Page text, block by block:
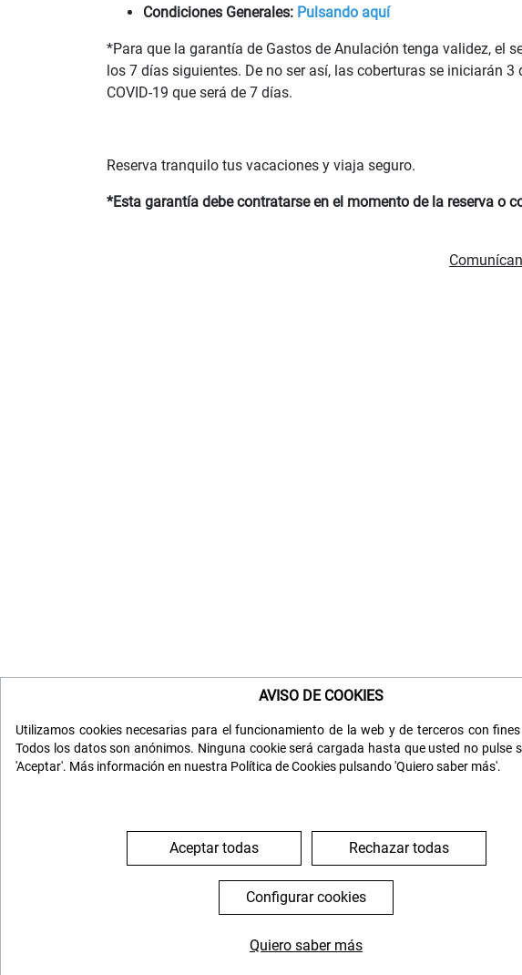
Condiciones Generales: Pulsando aquí
*Para que la garantía de Gastos de Anulación tenga validez, el
los 7 días siguientes. De no ser así, las coberturas se iniciarán
COVID-19 que será de 7 días.
Reserva tranquilo tus vacaciones y viaja seguro.
*Esta garantía debe contratarse en el momento de la reserva o
AVISO DE COOKIES
Utilizamos cookies necesarias para el funcionamiento de la web y de terceros con
Todos los datos son anónimos. Ninguna cookie será cargada hasta que usted no pulse
'Aceptar'. Más información en nuestra Política de Cookies pulsando 'Quiero saber más'.
Aceptar todas Rechazar todas
Configurar cookies
Quiero saber más